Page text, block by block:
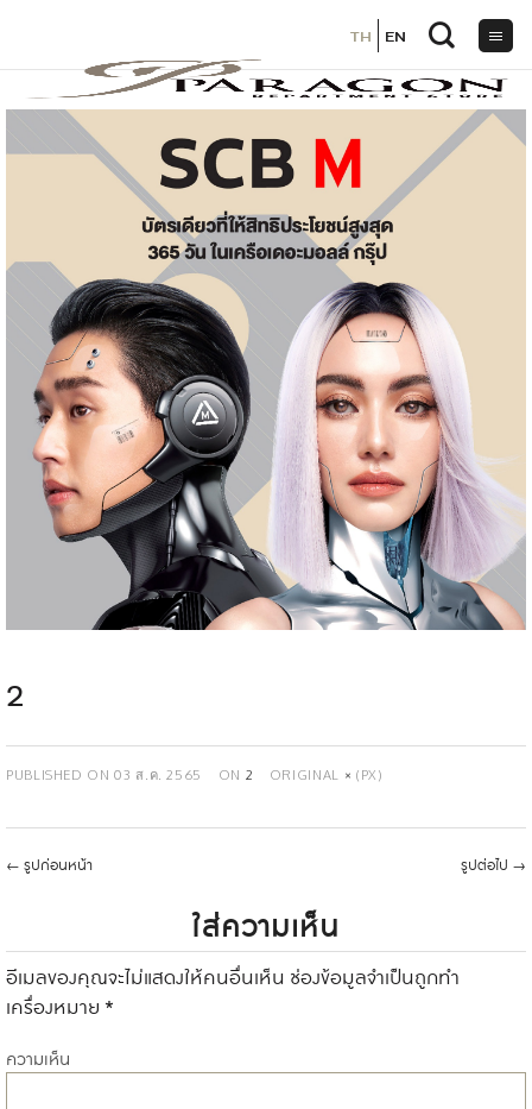
2
PUBLISHED ON03 ส.ค. 2565 ON 2 ORIGINAL × (PX)
← รูปก่อนหน้า รูปต่อไป →
ใส่ความเห็น
อีเมลของคุณจะไม่แสดงให้คนอื่นเห็น ช่องข้อมูลจำเป็นถูกทำ
เครื่องหมาย *
ความเห็น
TH EN
TH EN